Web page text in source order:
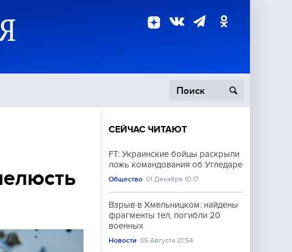
Происшествия
СЕЙЧАС ЧИТАЮТ
FT: Украинские бойцы раскрыли
ложь командования об Угледаре
Общество 01 Декабря 10:17
Взрыв в Хмельницком: найдены
фрагменты тел, погибли 20
военных
Новости 05 Августа 21:54